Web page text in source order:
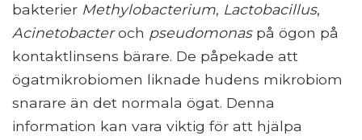
bakterier Methylobacterium, Lactobacillus,
Acinetobacteroch pseudomonaspå ögon på
kontaktlinsens bärare. De påpekade att
ögatmikrobiomen liknade hudens mikrobiom
snarare än det normala ögat. Denna
information kan vara viktig för att hjälpa